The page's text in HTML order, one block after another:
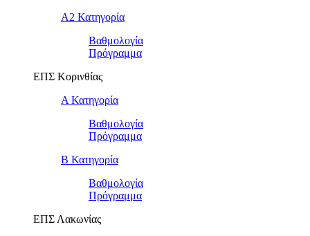
Α2 Κατηγορία
Βαθμολογία
Πρόγραμμα
ΕΠΣ Κορινθίας
Α Κατηγορία
Βαθμολογία
Πρόγραμμα
Β Κατηγορία
Βαθμολογία
Πρόγραμμα
ΕΠΣ Λακωνίας